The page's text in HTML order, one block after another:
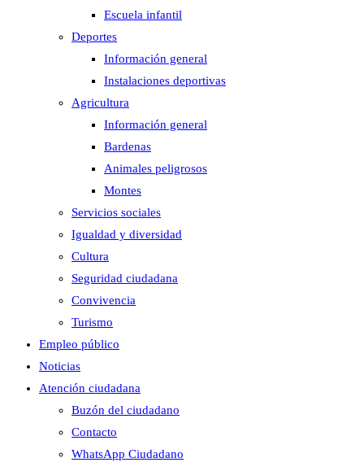
Escuela infantil
Deportes
Información general
Instalaciones deportivas
Agricultura
Información general
Bardenas
Animales peligrosos
Montes
Servicios sociales
Igualdad y diversidad
Cultura
Seguridad ciudadana
Convivencia
Turismo
Empleo público
Noticias
Atención ciudadana
Buzón del ciudadano
Contacto
WhatsApp Ciudadano